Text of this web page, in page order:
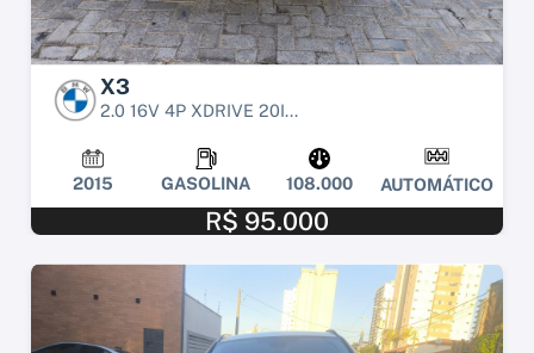
X3
2.0 16V 4P XDRIVE 20I...
2015 GASOLINA 108.000 AUTOMÁTICO
R$ 95.000